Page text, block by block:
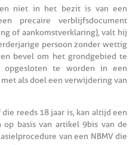
niet in het bezit is van een
precaire verblijfsdocument
of aankomstverklaring), valt hij
persoon zonder wettig
bevel om het grondgebied te
opgesloten te worden in een
als doel een verwijdering van
die reeds 18 jaar is, kan altijd een
op basis van artikel 9bis van de
van een NBMV die